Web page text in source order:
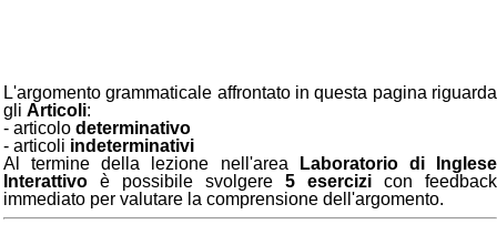
L'argomento grammaticale affrontato in questa pagina riguarda
gli Articoli:
- articolo determinativo
- articoli indeterminativi
Al termine della lezione nell'area
Laboratorio di Inglese
Interattivo è possibile svolgere 5 esercizi con feedback
immediato per valutare la comprensione dell'argomento.